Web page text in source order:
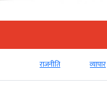
राजनीति व्‍यापार